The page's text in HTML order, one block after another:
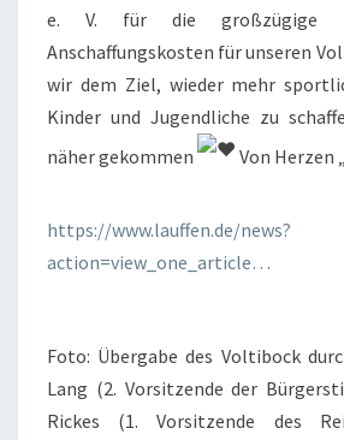
e. V. für die großzügige
Anschaffungskosten für unseren
wir dem Ziel, wieder mehr
Kinder und Jugendliche zu
näher gekommen
Von Herzen
https://www.lauffen.de/news?
action=view_one_article…
Foto: Übergabe des Voltibock
Lang (2. Vorsitzende der
Rickes (1. Vorsitzende des